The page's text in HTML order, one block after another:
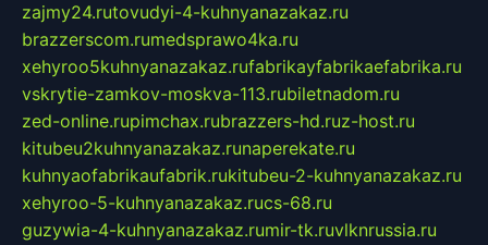
zajmy24.rutovudyi-4-kuhnyanazakaz.ru
brazzerscom.rumedsprawo4ka.ru
xehyroo5kuhnyanazakaz.rufabrikayfabrikaefabrika.ru
vskrytie-zamkov-moskva-113.rubiletnadom.ru
zed-online.rupimchax.rubrazzers-hd.ruz-host.ru
kitubeu2kuhnyanazakaz.runaperekate.ru
kuhnyaofabrikaufabrik.rukitubeu-2-kuhnyanazakaz.ru
xehyroo-5-kuhnyanazakaz.rucs-68.ru
guzywia-4-kuhnyanazakaz.rumir-tk.ruvlknrussia.ru